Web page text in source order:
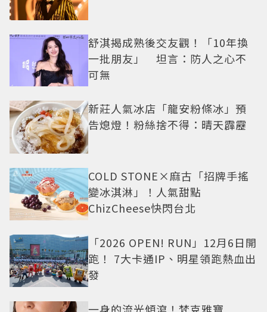
舒淇揭成熟後交友觀！「10年換
一批朋友」 坦言：防人之心不
可無
新莊人氣冰店「龍安粉條冰」預
告熄燈！粉絲捨不得：晴天霹靂
COLD STONE×麻古「招牌手搖
變冰淇淋」！人氣甜點
ChizCheese快閃台北
「2026 OPEN! RUN」12月6日開
跑！ 7大卡通IP、明星領跑熱血出
發
一身的流光傾瀉！梵克雅寶